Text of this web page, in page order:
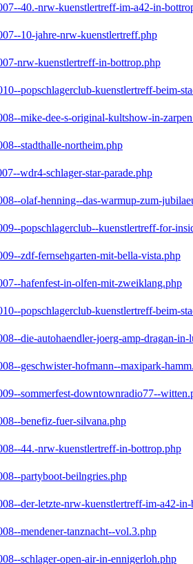
40.-nrw-kuenstlertreff-im-a42-in-
10-jahre-nrw-kuenstlertreff.php
nrw-kuenstlertreff-in-bottrop.php
popschlagerclub-kuenstlertreff-beim-
mike-dee-s-original-kultshow-in-
stadthalle-northeim.php
wdr4-schlager-star-parade.php
olaf-henning--das-warmup-zum-
popschlagerclub--kuenstlertreff-for-
zdf-fernsehgarten-mit-bella-vista.php
hafenfest-in-olfen-mit-zweiklang.php
popschlagerclub-kuenstlertreff-beim-
die-autohaendler-joerg-amp-dragan-in-
geschwister-hofmann--maxipark-
sommerfest-downtownradio77--
benefiz-fuer-silvana.php
44.-nrw-kuenstlertreff-in-bottrop.php
partyboot-beilngries.php
der-letzte-nrw-kuenstlertreff-im-a42-
mendener-tanznacht--vol.3.php
schlager-open-air-in-ennigerloh.php